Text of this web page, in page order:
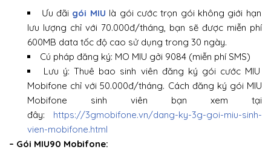
Ưu đãi gói MIU là gói cước trọn gói không giới hạn
lưu lượng chỉ với 70.000đ/tháng, bạn sẽ được miễn phí
600MB data tốc độ cao sử dụng trong 30 ngày.
Cú pháp đăng ký: MO MIU gởi 9084 (miễn phí SMS)
Lưu ý: Thuê bao sinh viên đăng ký gói cước MIU
Mobifone chỉ với 50.000đ/tháng. Cách đăng ký gói MIU
Mobifone sinh viên bạn xem tại
đây: https://3gmobifone.vn/dang-ky-3g-goi-miu-sinh-
vien-mobifone.html
– Gói MIU90 Mobifone: